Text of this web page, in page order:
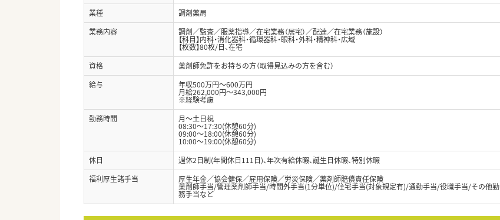
業種
調剤薬局
業務内容
調剤／監査／服薬指導／在宅業務（居宅）／配達／在宅業務（施設）
【科目】内科・消化器科・循環器科・眼科・外科・精神科・広域
【枚数】80枚/日、在宅
資格
薬剤師免許をお持ちの方（取得見込みの方を含む）
給与
年収500万円～600万円
月給262,000円～343,000円
※経験考慮
勤務時間
月～土日祝
08:30～17:30(休憩60分)
09:00～18:00(休憩60分)
10:00〜19:00(休憩60分)
休日
週休2日制(年間休日111日)、年次有給休暇、誕生日休暇、特別休暇
福利厚生諸手当
厚生年金／協会健保／雇用保険／労災保険／薬剤師賠償責任保険
薬剤師手当/管理薬剤師手当/時間外手当(1分単位)/住宅手当(対象規定有)/通勤手当/役職手当/その他勤
務手当など